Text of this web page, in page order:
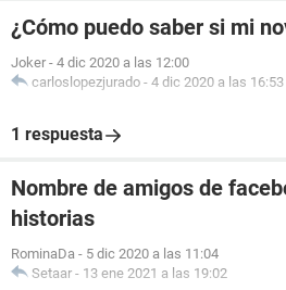
¿Cómo puedo saber si mi
Joker - 4 dic 2020 a las 12:00
carloslopezjurado - 4 dic 2020 a las 16:53
1 respuesta
Nombre de amigos de
historias
RominaDa - 5 dic 2020 a las 11:04
Setaar - 13 ene 2021 a las 19:02